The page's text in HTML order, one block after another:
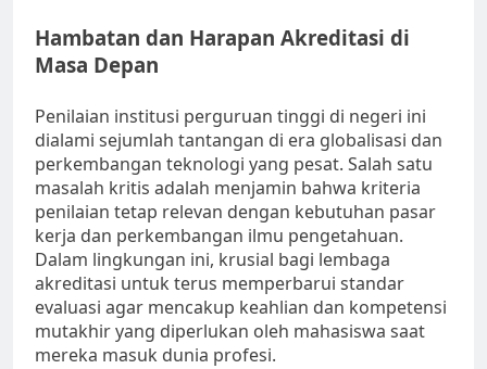
Hambatan dan Harapan Akreditasi di
Masa Depan
Penilaian institusi perguruan tinggi di negeri ini
dialami sejumlah tantangan di era globalisasi dan
perkembangan teknologi yang pesat. Salah satu
masalah kritis adalah menjamin bahwa kriteria
penilaian tetap relevan dengan kebutuhan pasar
kerja dan perkembangan ilmu pengetahuan.
Dalam lingkungan ini, krusial bagi lembaga
akreditasi untuk terus memperbarui standar
evaluasi agar mencakup keahlian dan kompetensi
mutakhir yang diperlukan oleh mahasiswa saat
mereka masuk dunia profesi.